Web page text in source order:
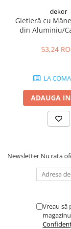
Hidroizolații Lichide
Hidroizolații
Hidrofobizare și
Tencuieli și
Pardoseli și
Nivelare Grosieră
Nivelare în Strat
Rașini Reparații
Aditivi pentru Șape
Stabilizare Suport
Aditivi pentru
Profile Tencuieli
Profile Tencuieli
Profile Betoane
dekor
Gletieră cu
din Aluminiu/
53,24
LA
ADAUGA IN
Newsletter Nu rata
Vreau să